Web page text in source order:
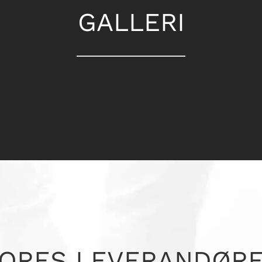
GALLERI